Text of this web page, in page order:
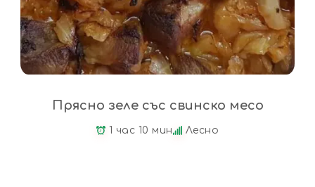
Прясно зеле със свинско месо
1 час 10 мин Лесно